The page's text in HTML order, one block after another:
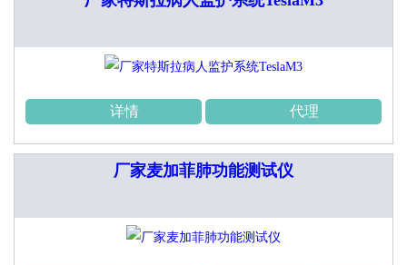
详情 代理
厂家麦加菲肺功能测试仪